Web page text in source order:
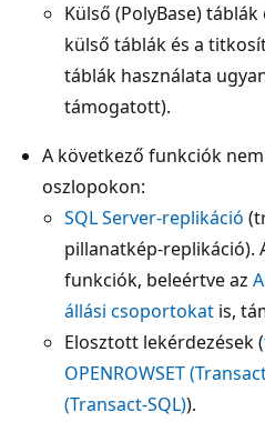
Külső (PolyBase)
külső táblák és a
táblák használata
támogatott).
A következő funkciók
oszlopokon:
SQL Server-replikáció
pillanatkép-replikáció).
funkciók, beleértve az
állási csoportokat is,
Elosztott lekérdezések (
OPENROWSET
(Transact-SQL)).